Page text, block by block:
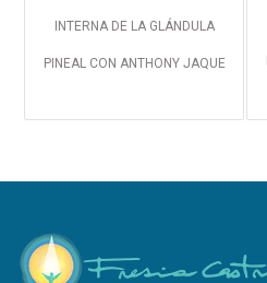
INTERNA DE LA GLÁNDULA
PINEAL CON ANTHONY JAQUE